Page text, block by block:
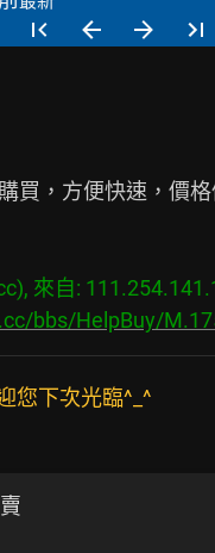
買，方便快速，價
來自:
bbs/HelpBuy/
您下次光臨^_^